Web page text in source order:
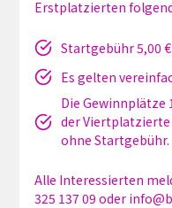
Erstplatzierten
Startgebühr 5,00
Es gelten
Die
der
ohne Startgebühr.
Alle Interessierten
325 137 09 oder